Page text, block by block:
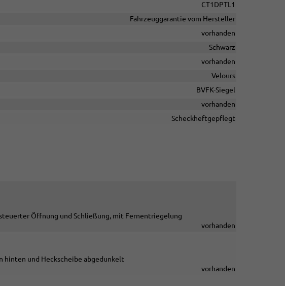
CT1DPTL1
Fahrzeuggarantie vom Hersteller
vorhanden
Schwarz
vorhanden
Velours
BVFK-Siegel
vorhanden
Scheckheftgepflegt
Öffnung und Schließung, mit Fernentriegelung
vorhanden
hinten und Heckscheibe abgedunkelt
vorhanden